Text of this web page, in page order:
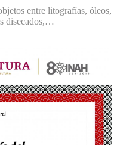
entre litografías, óleos,
disecados,…